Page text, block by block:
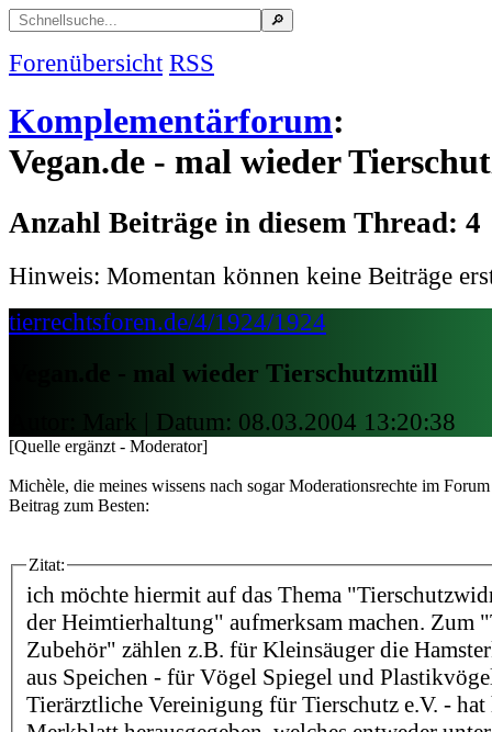
Forenübersicht RSS
Komplementärforum:
Vegan.de - mal wieder
Anzahl Beiträge in diesem Thread: 4
Hinweis: Momentan können keine Beiträge
tierrechtsforen.de/4/1924/1924
Vegan.de - mal wieder Tierschutzmüll
Autor: Mark | Datum: 08.03.2004 13:20:38
[Quelle ergänzt - Moderator]
Michèle, die meines wissens nach sogar Moderationsrechte im
Beitrag zum Besten:
Zitat:
ich möchte hiermit auf das Thema
der Heimtierhaltung" aufmerksam machen. Zum
Zubehör" zählen z.B. für Kleinsäuger die
aus Speichen - für Vögel Spiegel und
Tierärztliche Vereinigung für Tierschutz e.V. -